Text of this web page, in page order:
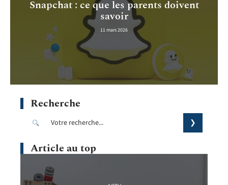
Snapchat : ce que les parents doivent
savoir
11 mars 2026
Recherche
Article au top